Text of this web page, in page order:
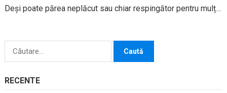
Deși poate părea neplăcut sau chiar respingător pentru mulți,
Caută
RECENTE